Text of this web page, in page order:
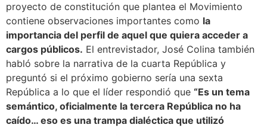
proyecto de constitución que plantea el Movimiento
contiene observaciones importantes como la
importancia del perfil de aquel que quiera acceder a
cargos públicos. El entrevistador, José Colina también
habló sobre la narrativa de la cuarta República y
preguntó si el próximo gobierno sería una sexta
República a lo que el líder respondió que “Es un tema
semántico, oficialmente la tercera República no ha
caído… eso es una trampa dialéctica que utilizó